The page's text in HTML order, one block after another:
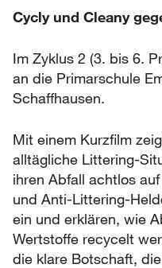
Cycly und Cleany
Im Zyklus 2 (3. bis 6.
an die Primarschule
Schaffhausen.
Mit einem Kurzfilm
alltägliche Littering-
ihren Abfall achtlos
und Anti-Littering-
ein und erklären, wie
Wertstoffe recycelt
die klare Botschaft,